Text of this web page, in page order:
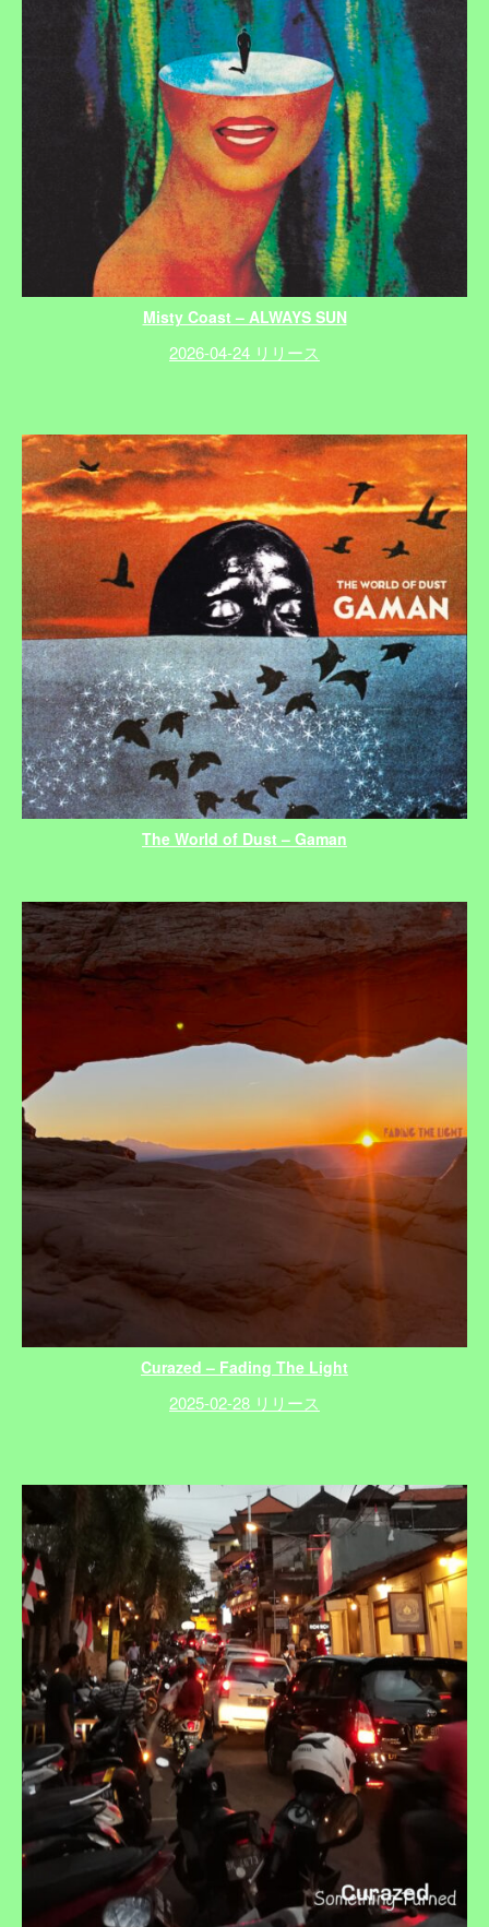
Misty Coast – ALWAYS SUN
2026-04-24 リリース
The World of Dust – Gaman
Curazed – Fading The Light
2025-02-28 リリース